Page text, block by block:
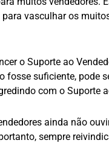
vasculhar os
o Suporte ao
fosse suficiente, pode
com o Suporte
ainda não
sempre